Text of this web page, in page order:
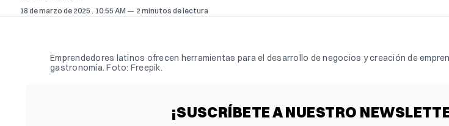
18 de marzo de 2025 . 10:55 AM 2 minutos de lectura
Emprendedores latinos ofrecen herramientas para el desarrollo de negocios y creación de
gastronomía. Foto: Freepik.
¡SUSCRÍBETE A NUESTRO